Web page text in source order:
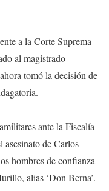
a la Corte Suprema
al magistrado
tomó la decisión de
ante la Fiscalía
asesinato de Carlos
hombres de confianza
alias ‘Don Berna’.